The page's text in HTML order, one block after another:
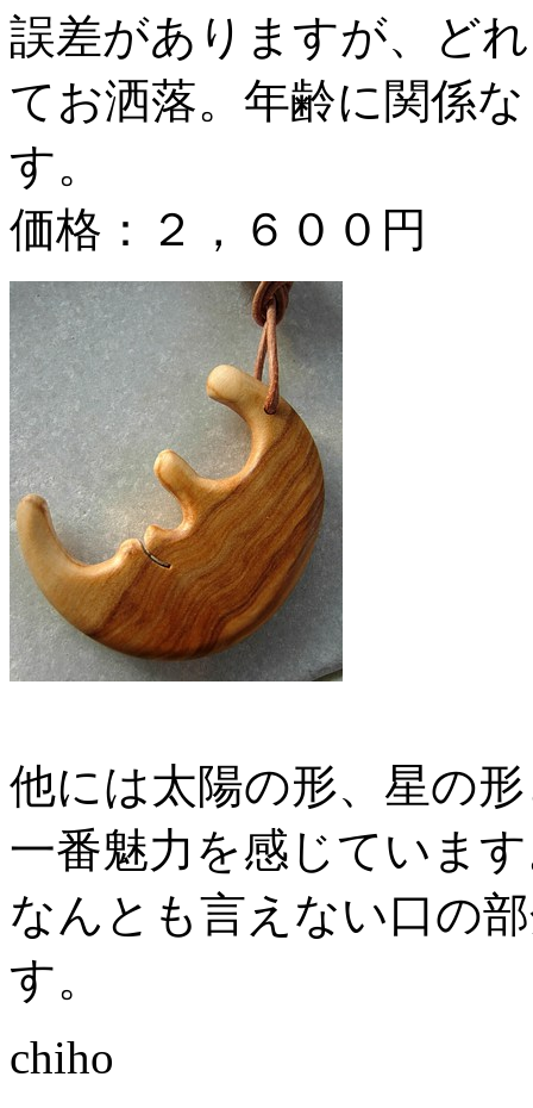
誤差がありますが、ど
てお洒落。年齢に関係
す。
価格：２，６００円
他には太陽の形、星の
一番魅力を感じていま
なんとも言えない口の
す。
chiho